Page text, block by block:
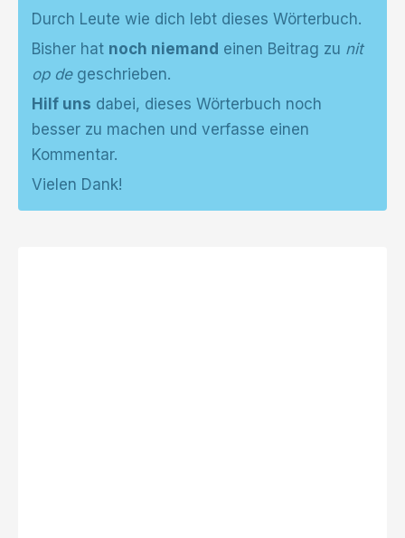
Durch Leute wie dich lebt dieses Wörterbuch.
Bisher hat noch niemand einen Beitrag zu nit
op degeschrieben.
Hilf uns dabei, dieses Wörterbuch noch
besser zu machen und verfasse einen
Kommentar.
Vielen Dank!